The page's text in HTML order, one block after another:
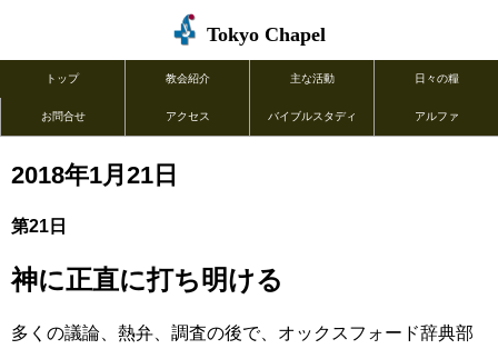
Tokyo Chapel
トップ 教会紹介 主な活動 日々の糧
お問合せ アクセス バイブルスタディ アルファ
2018年1月21日
第21日
神に正直に打ち明ける
多くの議論、熱弁、調査の後で、オックスフォード辞典部